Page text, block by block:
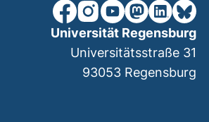
unsere Facebook-Seite
unsere Instagram-
unsere YouTube-
unsereunsere
Universität Regensburg
Universitätsstraße 31
93053 Regensburg